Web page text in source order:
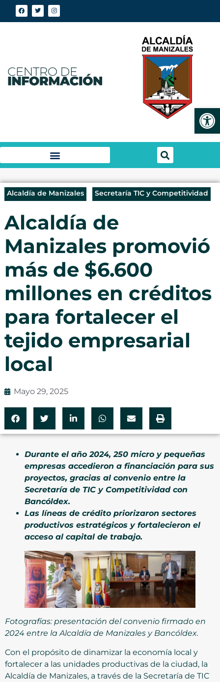
Alcaldía de Manizales Secretaría TIC y Competitividad
Alcaldía de
Manizales promovió
más de $6.600
millones en créditos
para fortalecer el
tejido empresarial
local
Mayo 29, 2025
Durante el año 2024, 250 micro y pequeñas
empresas accedieron a financiación para sus
proyectos, gracias al convenio entre la
Secretaría de TIC y Competitividad con
Bancóldex.
Las líneas de crédito priorizaron sectores
productivos estratégicos y fortalecieron el
acceso al capital de trabajo.
Fotografías: presentación del convenio firmado en
2024 entre la Alcaldía de Manizales y Bancóldex.
Con el propósito de dinamizar la economía local y
fortalecer a las unidades productivas de la ciudad, la
Alcaldía de Manizales, a través de la Secretaría de TIC